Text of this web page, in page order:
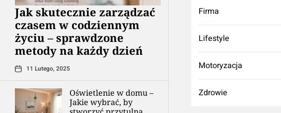
Jak skutecznie zarządzać
czasem w codziennym
życiu – sprawdzone
metody na każdy dzień
11 Lutego, 2025
Oświetlenie w domu –
Jakie wybrać, by
Firma
Lifestyle
Motoryzacja
Zdrowie